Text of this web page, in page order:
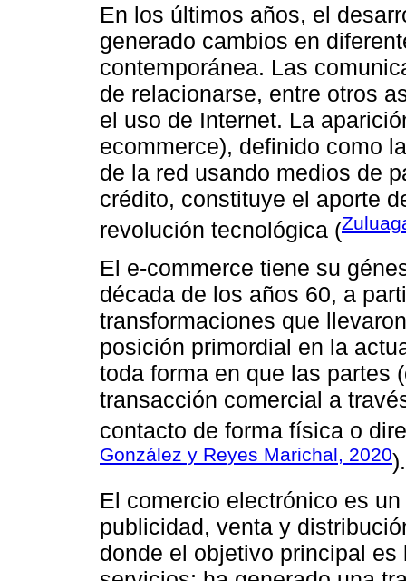
En los últimos años, el
generado cambios en
contemporánea. Las
de relacionarse, entre otros
el uso de Internet. La
ecommerce), definido como
de la red usando medios de
crédito, constituye el aporte
revolución tecnológica (
El e-commerce tiene su
década de los años 60, a
transformaciones que
posición primordial en la
toda forma en que las partes
transacción comercial a
contacto de forma física o
González y Reyes Marichal, 2020).
El comercio electrónico es
publicidad, venta y
donde el objetivo principal